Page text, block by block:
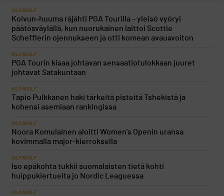
KILPAGOLF
Koivun-huuma räjähti PGA Tourilla – yleisö vyöryi
päätösväylällä, kun nuorukainen laittoi Scottie
Schefflerin ojennukseen ja otti komean avausvoiton
KILPAGOLF
PGA Tourin kisaa johtavan sensaatiotulokkaan juuret
johtavat Satakuntaan
KILPAGOLF
Tapio Pulkkanen haki tärkeitä pisteitä Tshekistä ja
kohensi asemiaan rankingissa
KILPAGOLF
Noora Komulainen aloitti Women’s Openin uransa
kovimmalla major-kierroksella
KILPAGOLF
Iso epäkohta tukkii suomalaisten tietä kohti
huippukiertueita jo Nordic Leaguessa
KILPAGOLF